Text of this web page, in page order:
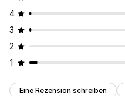
4
3
2
1
Eine Rezension schreiben